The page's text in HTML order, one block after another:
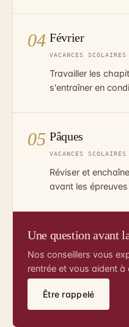
04 Février
VACANCES
Travailler les
s'entraîner en
05 Pâques
VACANCES
Réviser et
avant les
Une question avant
Nos conseillers vous
rentrée et vous aident
Être rappelé